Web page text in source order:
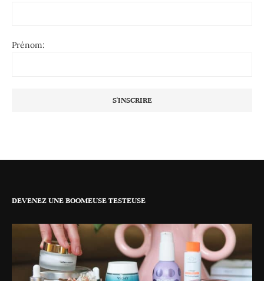
Prénom:
DEVENEZ UNE BOOMEUSE TESTEUSE